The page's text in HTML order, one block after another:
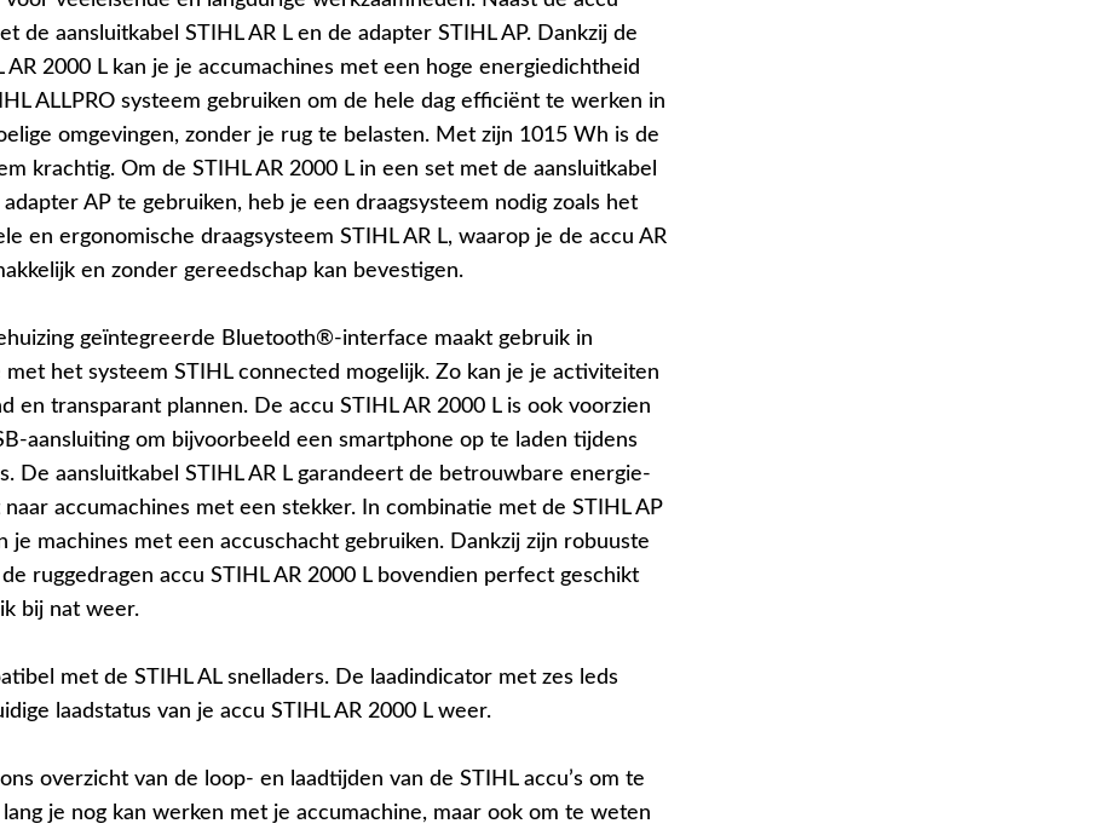
de aansluitkabel STIHL AR L en de adapter STIHL AP. Dankzij de
AR 2000 L kan je je accumachines met een hoge energiedichtheid
ALLPRO systeem gebruiken om de hele dag efficiënt te werken in
omgevingen, zonder je rug te belasten. Met zijn 1015 Wh is de
krachtig. Om de STIHL AR 2000 L in een set met de aansluitkabel
adapter AP te gebruiken, heb je een draagsysteem nodig zoals het
en ergonomische draagsysteem STIHL AR L, waarop je de accu AR
en zonder gereedschap kan bevestigen.
geïntegreerde Bluetooth®-interface maakt gebruik in
het systeem STIHL connected mogelijk. Zo kan je je activiteiten
en transparant plannen. De accu STIHL AR 2000 L is ook voorzien
aansluiting om bijvoorbeeld een smartphone op te laden tijdens
De aansluitkabel STIHL AR L garandeert de betrouwbare energie-
accumachines met een stekker. In combinatie met de STIHL AP
je machines met een accuschacht gebruiken. Dankzij zijn robuuste
ruggedragen accu STIHL AR 2000 L bovendien perfect geschikt
bij nat weer.
met de STIHL AL snelladers. De laadindicator met zes leds
laadstatus van je accu STIHL AR 2000 L weer.
ons overzicht van de loop- en laadtijden van de STIHL accu’s om te
je nog kan werken met je accumachine, maar ook om te weten